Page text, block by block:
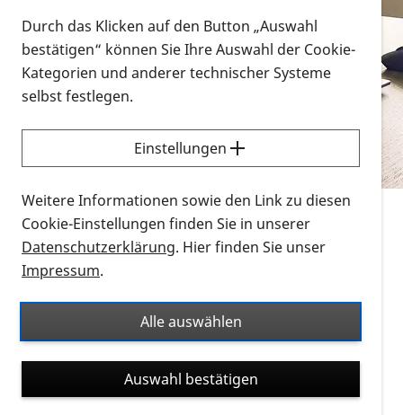
Vorlesen
Alle Infomaterialien in verschiedenen
Formaten an einem Ort
Sie möchten wissen, wie Sie nach Infonmaterial
suchen und dieses bestellen bzw. herunterladen
können? Schauen Sie sich dieErklärvideos zum
Thema Infomaterial auf der PRO RETINA-Website
für blinde und sehbehinderte Menschen an.
Auf dieser Seite finden Sie sämtliches Infomaterial
Ort. Nutzen Sie den Formatfilter, um ausschließlich
nach Flyern und Broschüren, Audios oder Videos zu
suchen. Die meisten Flyer und Broschüren werden in
verschiedenen Formaten angeboten: zur
postalischen Bestellung als gedruckte Variante
Durch das Klicken auf den Button „Auswahl
bestätigen“ können Sie Ihre Auswahl der Cookie-
Kategorien und anderer technischer Systeme
selbst festlegen.
Einstellungen
Weitere Informationen sowie den Link zu diesen
Cookie-Einstellungen finden Sie in unserer
Datenschutzerklärung. Hier finden Sie unser
Impressum.
Alle auswählen
Auswahl bestätigen